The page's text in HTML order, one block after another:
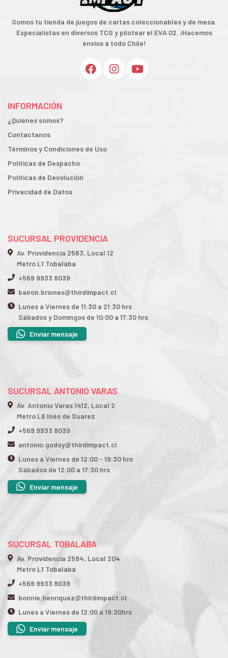
Somos tu tienda de juegos de cartas coleccionables y de mesa.
Especialistas en diversos TCG y pilotear el EVA 02. ¡Hacemos
envíos a todo Chile!
INFORMACIÓN
¿Quiénes somos?
Contactanos
Términos y Condiciones de Uso
Políticas de Despacho
Políticas de Devolución
Privacidad de Datos
SUCURSAL PROVIDENCIA
Av. Providencia 2563, Local 12
Metro L1 Tobalaba
+569 9933 8039
bairon.briones@thirdimpact.cl
Lunes a Viernes de 11:30 a 21:30 hrs
Sábados y Domingos de 10:00 a 17:30 hrs
Enviar mensaje
SUCURSAL ANTONIO VARAS
Av. Antonio Varas 1412, Local 2
Metro L6 Inés de Suarez
+569 9933 8039
antonio.godoy@thirdimpact.cl
Lunes a Viernes de 12:00 - 19:30 hrs
Sábados de 12:00 a 17:30 hrs
Enviar mensaje
SUCURSAL TOBALABA
Av. Providencia 2594, Local 204
Metro L1 Tobalaba
+569 9933 8039
bonnie.henriquez@thirdimpact.cl
Lunes a Viernes de 12:00 a 19:30hrs
Enviar mensaje